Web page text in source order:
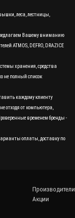
леса, лестницы,
Вашему вниманию
ATMOS, DEFRO, DRAZICE
хранения, средства
не полный список
каждому клиенту
отходя от компьютера,
временем бренды -
оплаты, доставку по
Производители
Акции